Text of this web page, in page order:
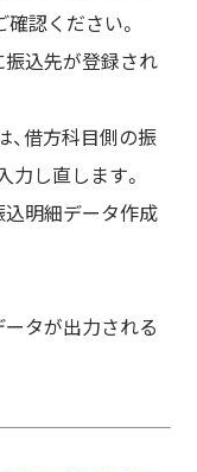
認ください。
振込先が登録され
、借方科目側の振
し直します。
込明細データ作成
タが出力される